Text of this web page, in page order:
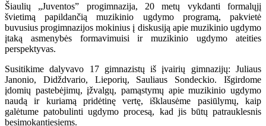
Šiaulių „Juventos” progimnazija, 20 metų vykdanti formalųjį
švietimą papildančią muzikinio ugdymo programą, pakvietė
buvusius progimnazijos mokinius į diskusiją apie muzikinio ugdymo
įtaką asmenybės formavimuisi ir muzikinio ugdymo ateities
perspektyvas.
Susitikime dalyvavo 17 gimnazistų iš įvairių gimnazijų: Juliaus
Janonio, Didždvario, Lieporių, Sauliaus Sondeckio. Išgirdome
įdomių pastebėjimų, įžvalgų, pamąstymų apie muzikinio ugdymo
naudą ir kuriamą pridėtinę vertę, išklausėme pasiūlymų, kaip
galėtume patobulinti ugdymo procesą, kad jis būtų patrauklesnis
besimokantiesiems.